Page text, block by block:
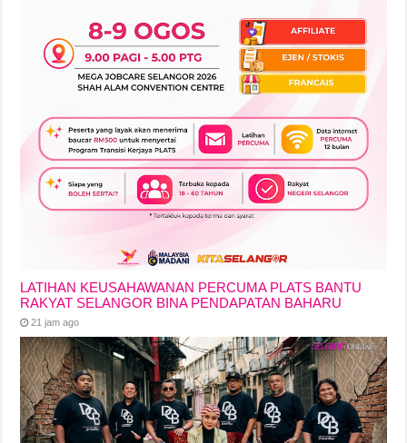
LATIHAN KEUSAHAWANAN PERCUMA PLATS BANTU
RAKYAT SELANGOR BINA PENDAPATAN BAHARU
21 jam ago